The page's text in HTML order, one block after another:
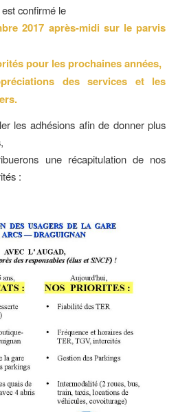
confirmé le
2017 après-midi sur le parvis
pour les prochaines années,
des services et les
les adhésions afin de donner plus
une récapitulation de nos
: